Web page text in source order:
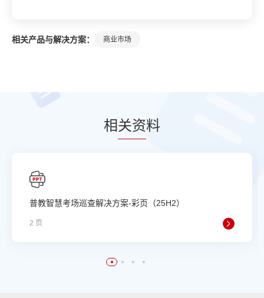
相关产品与解决方案： 商业市场
相关资料
普教智慧考场巡查解决方案-彩页（25H2）
2 页